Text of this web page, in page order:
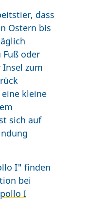
dass
Ostern bis
Fuß oder
Insel zum
kleine
sich auf
I" finden
bei
I